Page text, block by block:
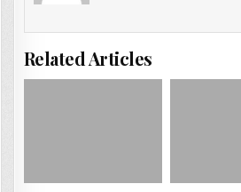
Related Articles